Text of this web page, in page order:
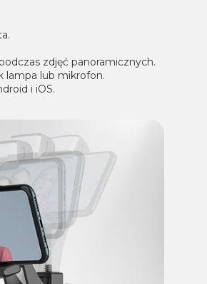
zdjęć panoramicznych.
lampa lub mikrofon.
i iOS.